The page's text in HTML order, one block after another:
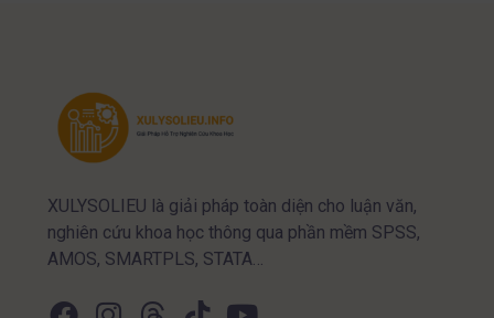
XULYSOLIEU là giải pháp toàn diện cho luận văn,
nghiên cứu khoa học thông qua phần mềm SPSS,
AMOS, SMARTPLS, STATA…